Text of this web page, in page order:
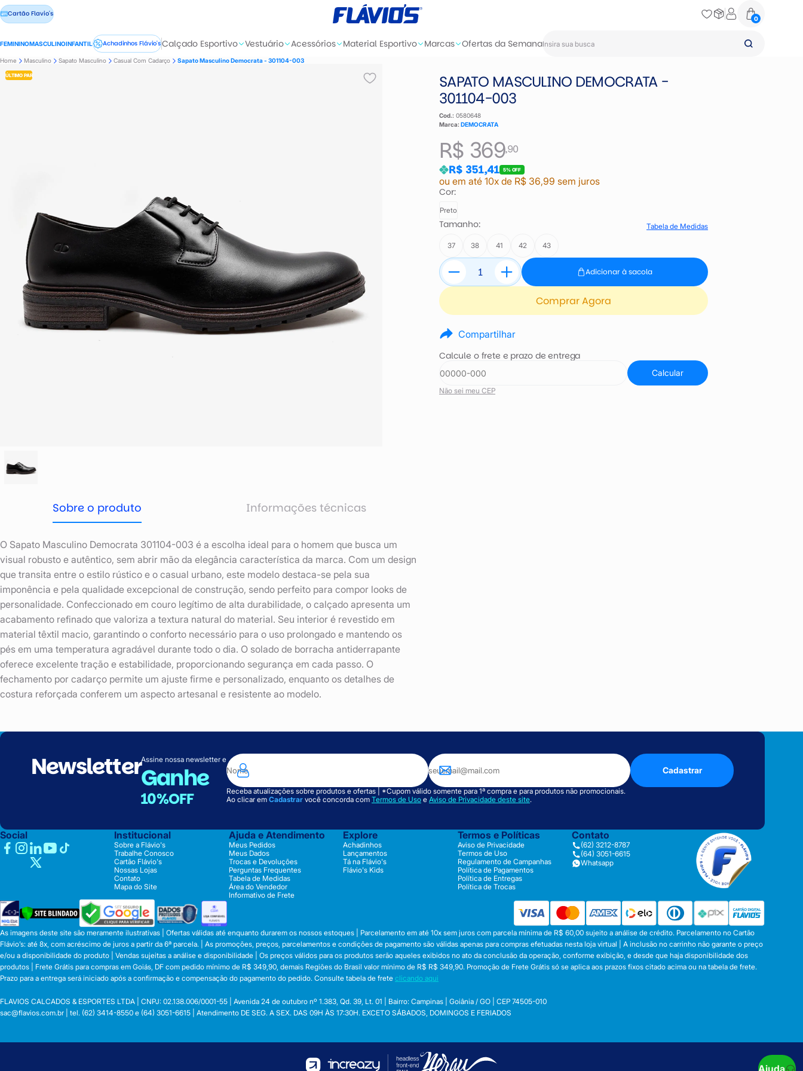
Cartão Flavio's
0
FEMININOMASCULINOINFANTIL Achadinhos Flávio'sCalçado Esportivo Vestuário Acessórios Material Esportivo Marcas Ofertas da Semana
Home Masculino Sapato Masculino Casual Com Cadarço Sapato Masculino Democrata - 301104-003
ÚLTIMO PAR
SAPATO MASCULINO DEMOCRATA -
301104-003
Cod.: 0580648
Marca: DEMOCRATA
R$ 369,90
R$ 351,41 5% OFF
ou em até 10x de R$ 36,99 sem juros
Cor:
Preto
Tamanho: Tabela de Medidas
37 38 41 42 43
Adicionar à sacola
Comprar Agora
Compartilhar
Calcule o frete e prazo de entrega
Calcular
Não sei meu CEP
Sobre o produto Informações técnicas
O Sapato Masculino Democrata 301104-003 é a escolha ideal para o homem que busca um
visual robusto e autêntico, sem abrir mão da elegância característica da marca. Com um design
que transita entre o estilo rústico e o casual urbano, este modelo destaca-se pela sua
imponência e pela qualidade excepcional de construção, sendo perfeito para compor looks de
personalidade. Confeccionado em couro legítimo de alta durabilidade, o calçado apresenta um
acabamento refinado que valoriza a textura natural do material. Seu interior é revestido em
material têxtil macio, garantindo o conforto necessário para o uso prolongado e mantendo os
pés em uma temperatura agradável durante todo o dia. O solado de borracha antiderrapante
oferece excelente tração e estabilidade, proporcionando segurança em cada passo. O
fechamento por cadarço permite um ajuste firme e personalizado, enquanto os detalhes de
costura reforçada conferem um aspecto artesanal e resistente ao modelo.
NewsletterAssine nossa newsletter e
Ganhe
10%OFF
Cadastrar
Receba atualizações sobre produtos e ofertas | *Cupom válido somente para 1ª compra e para produtos não promocionais.
Ao clicar em Cadastrar você concorda com Termos de Uso e Aviso de Privacidade deste site.
Social Institucional
Sobre a Flávio's
Trabalhe Conosco
Cartão Flávio's
Nossas Lojas
Contato
Mapa do Site
Ajuda e Atendimento
Meus Pedidos
Meus Dados
Trocas e Devoluções
Perguntas Frequentes
Tabela de Medidas
Área do Vendedor
Informativo de Frete
Explore
Achadinhos
Lançamentos
Tá na Flávio's
Flávio's Kids
Termos e Políticas
Aviso de Privacidade
Termos de Uso
Regulamento de Campanhas
Política de Pagamentos
Política de Entregas
Política de Trocas
Contato
(62) 3212-8787
(64) 3051-6615
Whatsapp
As imagens deste site são meramente ilustrativas | Ofertas válidas até enquanto durarem os nossos estoques | Parcelamento em até 10x sem juros com parcela mínima de R$ 60,00 sujeito a análise de crédito. Parcelamento no Cartão
Flávio’s: até 8x, com acréscimo de juros a partir da 6ª parcela. | As promoções, preços, parcelamentos e condições de pagamento são válidas apenas para compras efetuadas nesta loja virtual | A inclusão no carrinho não garante o preço
e/ou a disponibilidade do produto | Vendas sujeitas a análise e disponibilidade | Os preços válidos para os produtos serão aqueles exibidos no ato da conclusão da operação, conforme exibição, e desde que haja disponibilidade dos
produtos | Frete Grátis para compras em Goiás, DF com pedido mínimo de R$ 349,90, demais Regiões do Brasil valor mínimo de R$ R$ 349,90. Promoção de Frete Grátis só se aplica aos prazos fixos citado acima ou na tabela de frete.
Prazo para a entrega será iniciado após a confirmação e compensação do pagamento do pedido. Consulte tabela de frete clicando aqui
FLAVIOS CALCADOS & ESPORTES LTDA | CNPJ: 02.138.006/0001-55 | Avenida 24 de outubro nº 1.383, Qd. 39, Lt. 01 | Bairro: Campinas | Goiânia / GO | CEP 74505-010
sac@flavios.com.br | tel. (62) 3414-8550 e (64) 3051-6615 | Atendimento DE SEG. A SEX. DAS 09H ÀS 17:30H. EXCETO SÁBADOS, DOMINGOS E FERIADOS
Ajuda